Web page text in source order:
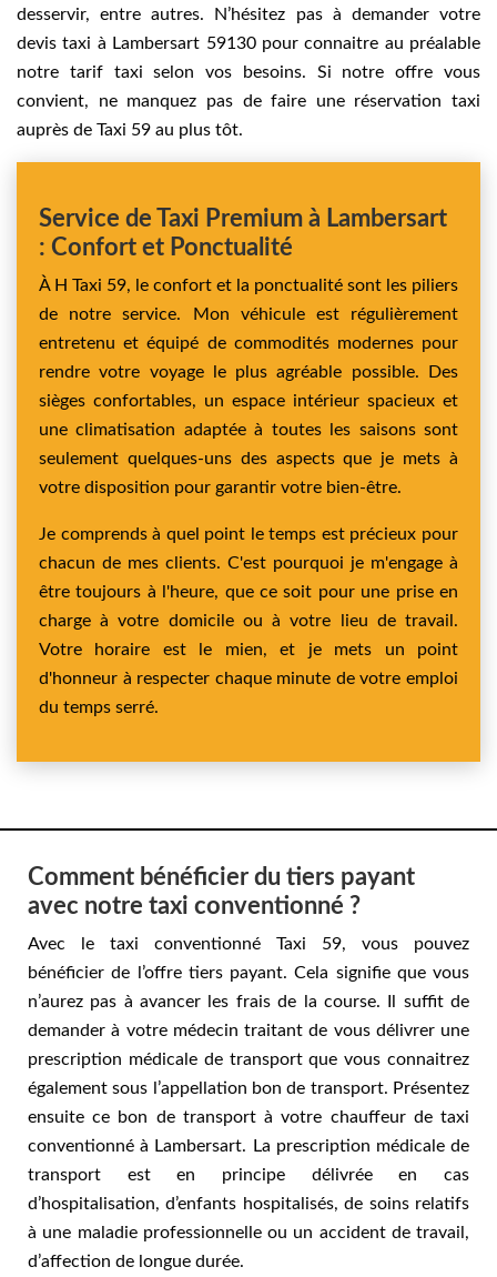
desservir, entre autres. N’hésitez pas à demander votre
devis taxi à Lambersart 59130 pour connaitre au préalable
notre tarif taxi selon vos besoins. Si notre offre vous
convient, ne manquez pas de faire une réservation taxi
auprès de Taxi 59 au plus tôt.
Service de Taxi Premium à Lambersart
: Confort et Ponctualité
À H Taxi 59, le confort et la ponctualité sont les piliers
de notre service. Mon véhicule est régulièrement
entretenu et équipé de commodités modernes pour
rendre votre voyage le plus agréable possible. Des
sièges confortables, un espace intérieur spacieux et
une climatisation adaptée à toutes les saisons sont
seulement quelques-uns des aspects que je mets à
votre disposition pour garantir votre bien-être.
Je comprends à quel point le temps est précieux pour
chacun de mes clients. C'est pourquoi je m'engage à
être toujours à l'heure, que ce soit pour une prise en
charge à votre domicile ou à votre lieu de travail.
Votre horaire est le mien, et je mets un point
d'honneur à respecter chaque minute de votre emploi
du temps serré.
Comment bénéficier du tiers payant
avec notre taxi conventionné ?
Avec le taxi conventionné Taxi 59, vous pouvez
bénéficier de l’offre tiers payant. Cela signifie que vous
n’aurez pas à avancer les frais de la course. Il suffit de
demander à votre médecin traitant de vous délivrer une
prescription médicale de transport que vous connaitrez
également sous l’appellation bon de transport. Présentez
ensuite ce bon de transport à votre chauffeur de taxi
conventionné à Lambersart. La prescription médicale de
transport est en principe délivrée en cas
d’hospitalisation, d’enfants hospitalisés, de soins relatifs
à une maladie professionnelle ou un accident de travail,
d’affection de longue durée.